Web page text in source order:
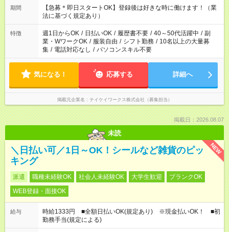
期間
【急募＊即日スタートOK】登録後は好きな時に働けます！（業
法に基づく規定あり）
特徴 週1日からOK / 日払いOK / 履歴書不要 / 40～50代活躍中 / 副
業・WワークOK / 服装自由 / シフト勤務 / 10名以上の大量募
集 / 電話対応なし / パソコンスキル不要
気になる！ 応募する 詳細へ
掲載元企業名 テイケイワークス株式会社（募集担当）
掲載日：2026.08.07
未読
NEW
＼日払い可／1日～OK！シールなど雑貨のピッ
キング
派遣 職種未経験OK 社会人未経験OK 大学生歓迎
ブランクOK
WEB登録・面接OK
給与
時給1333円 ■全額日払いOK(規定あり) ※現金払いOK！ ■初
勤務手当(規定による)